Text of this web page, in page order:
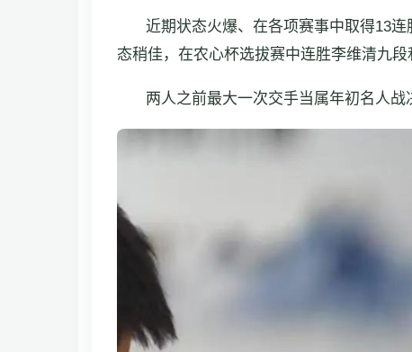
近期状态火爆、在各项赛事中取得13
态稍佳，在农心杯选拔赛中连胜李维清九
两人之前最大一次交手当属年初名人战